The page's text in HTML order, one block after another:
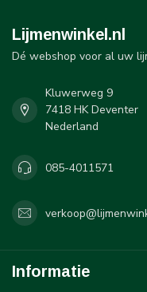
Lijmenwinkel.nl
Dé webshop voor al uw
Kluwerweg 9
7418 HK Deventer
Nederland
085-4011571
Informatie